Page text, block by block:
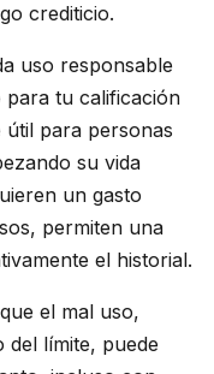
crediticio.
uso responsable
tu calificación
útil para personas
su vida
un gasto
permiten una
el historial.
el mal uso,
del límite, puede